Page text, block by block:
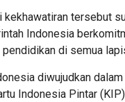
kekhawatiran tersebut
Indonesia
di semua
diwujudkan
Indonesia Pintar